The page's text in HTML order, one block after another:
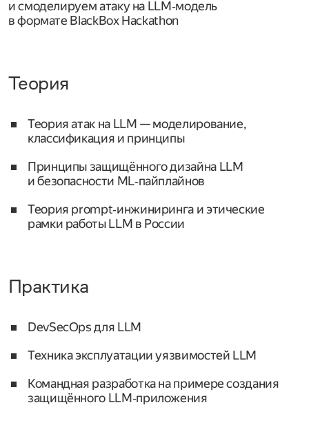
и смоделируем атаку на LLM‑модель
в формате BlackBox Hackathon
Теория
Теория атак на LLM — моделирование,
классификация и принципы
Принципы защищённого дизайна LLM
и безопасности ML‑пайплайнов
Теория prompt‑инжиниринга и этические
рамки работы LLM в России
Практика
DevSecOps для LLM
Техника эксплуатации уязвимостей LLM
Командная разработка на примере создания
защищённого LLM‑приложения